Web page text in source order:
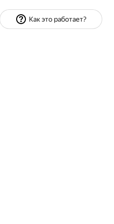
Как это работает?